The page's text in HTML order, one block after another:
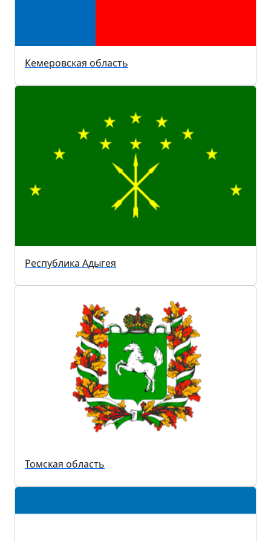
Кемеровская область
Республика Адыгея
Томская область